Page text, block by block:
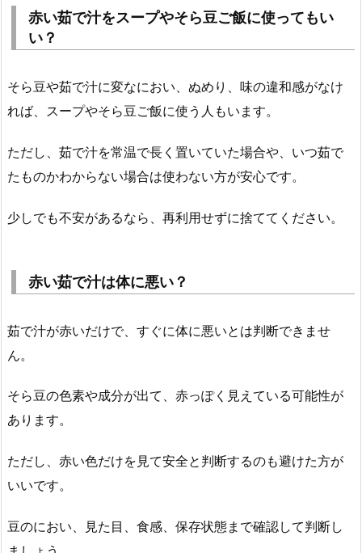
赤い茹で汁をスープやそら豆ご飯に使ってもい
い？
そら豆や茹で汁に変なにおい、ぬめり、味の違和感がなけ
れば、スープやそら豆ご飯に使う人もいます。
ただし、茹で汁を常温で長く置いていた場合や、いつ茹で
たものかわからない場合は使わない方が安心です。
少しでも不安があるなら、再利用せずに捨ててください。
赤い茹で汁は体に悪い？
茹で汁が赤いだけで、すぐに体に悪いとは判断できませ
ん。
そら豆の色素や成分が出て、赤っぽく見えている可能性が
あります。
ただし、赤い色だけを見て安全と判断するのも避けた方が
いいです。
豆のにおい、見た目、食感、保存状態まで確認して判断し